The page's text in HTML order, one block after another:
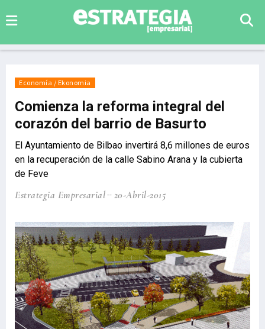
Economía / Ekonomia
Comienza la reforma integral del
corazón del barrio de Basurto
El Ayuntamiento de Bilbao invertirá 8,6 millones de euros
en la recuperación de la calle Sabino Arana y la cubierta
de Feve
Estrategia Empresarial 20-Abril-2015